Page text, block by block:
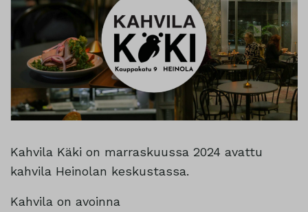
Kahvila Käki on marraskuussa 2024 avattu
kahvila Heinolan keskustassa.
Kahvila on avoinna